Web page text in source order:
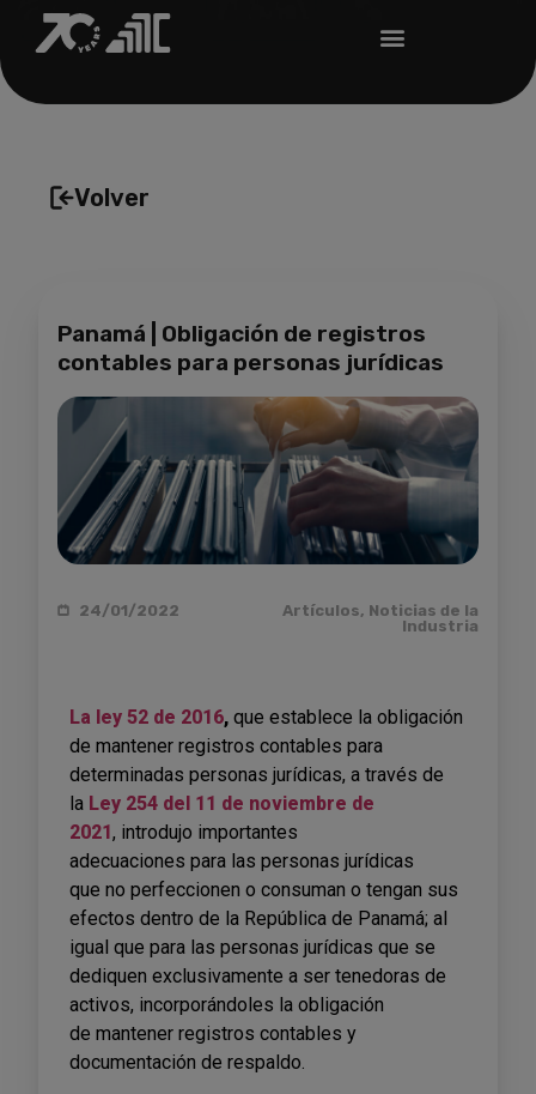
Volver
Panamá | Obligación de registros
contables para personas jurídicas
24/01/2022 Artículos, Noticias de la
Industria
La ley 52 de 2016, que establece la obligación
de mantener registros contables para
determinadas personas jurídicas, a través de
la Ley 254 del 11 de noviembre de
2021, introdujo importantes
adecuaciones para las personas jurídicas
que no perfeccionen o consuman o tengan sus
efectos dentro de la República de Panamá; al
igual que para las personas jurídicas que se
dediquen exclusivamente a ser tenedoras de
activos, incorporándoles la obligación
de mantener registros contables y
documentación de respaldo.